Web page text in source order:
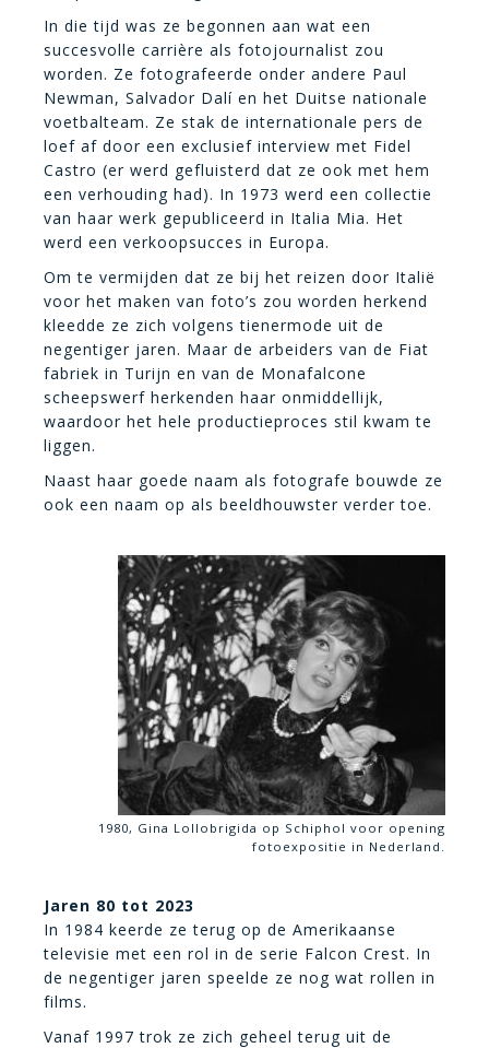
In die tijd was ze begonnen aan wat een
succesvolle carrière als fotojournalist zou
worden. Ze fotografeerde onder andere Paul
Newman, Salvador Dalí en het Duitse nationale
voetbalteam. Ze stak de internationale pers de
loef af door een exclusief interview met Fidel
Castro (er werd gefluisterd dat ze ook met hem
een verhouding had). In 1973 werd een collectie
van haar werk gepubliceerd in Italia Mia. Het
werd een verkoopsucces in Europa.
Om te vermijden dat ze bij het reizen door Italië
voor het maken van foto’s zou worden herkend
kleedde ze zich volgens tienermode uit de
negentiger jaren. Maar de arbeiders van de Fiat
fabriek in Turijn en van de Monafalcone
scheepswerf herkenden haar onmiddellijk,
waardoor het hele productieproces stil kwam te
liggen.
Naast haar goede naam als fotografe bouwde ze
ook een naam op als beeldhouwster verder toe.
1980, Gina Lollobrigida op Schiphol voor opening
fotoexpositie in Nederland.
Jaren 80 tot 2023
In 1984 keerde ze terug op de Amerikaanse
televisie met een rol in de serie Falcon Crest. In
de negentiger jaren speelde ze nog wat rollen in
films.
Vanaf 1997 trok ze zich geheel terug uit de